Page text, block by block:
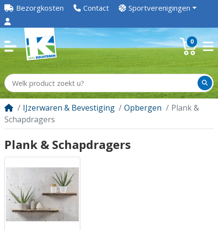
Bezorgkosten Contact Sportverenigingen
0
IJzerwaren & Bevestiging Opbergen
Plank &
Schapdragers
Plank & Schapdragers